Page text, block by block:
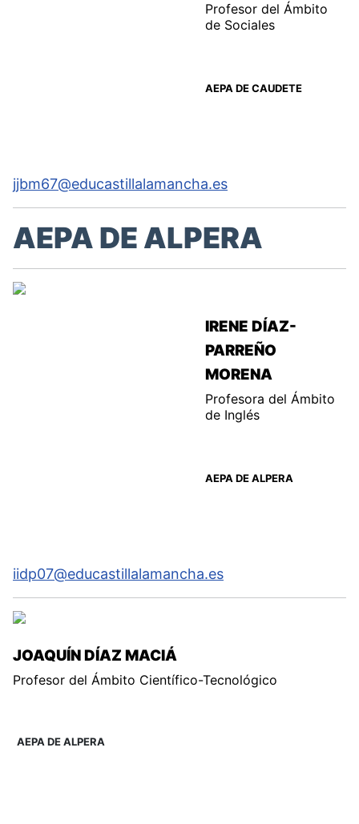
Profesor del Ámbito
de Sociales
AEPA DE CAUDETE
jjbm67@educastillalamancha.es
AEPA DE ALPERA
IRENE DÍAZ-
PARREÑO
MORENA
Profesora del Ámbito
de Inglés
AEPA DE ALPERA
iidp07@educastillalamancha.es
JOAQUÍN DÍAZ MACIÁ
Profesor del Ámbito Científico-Tecnológico
AEPA DE ALPERA